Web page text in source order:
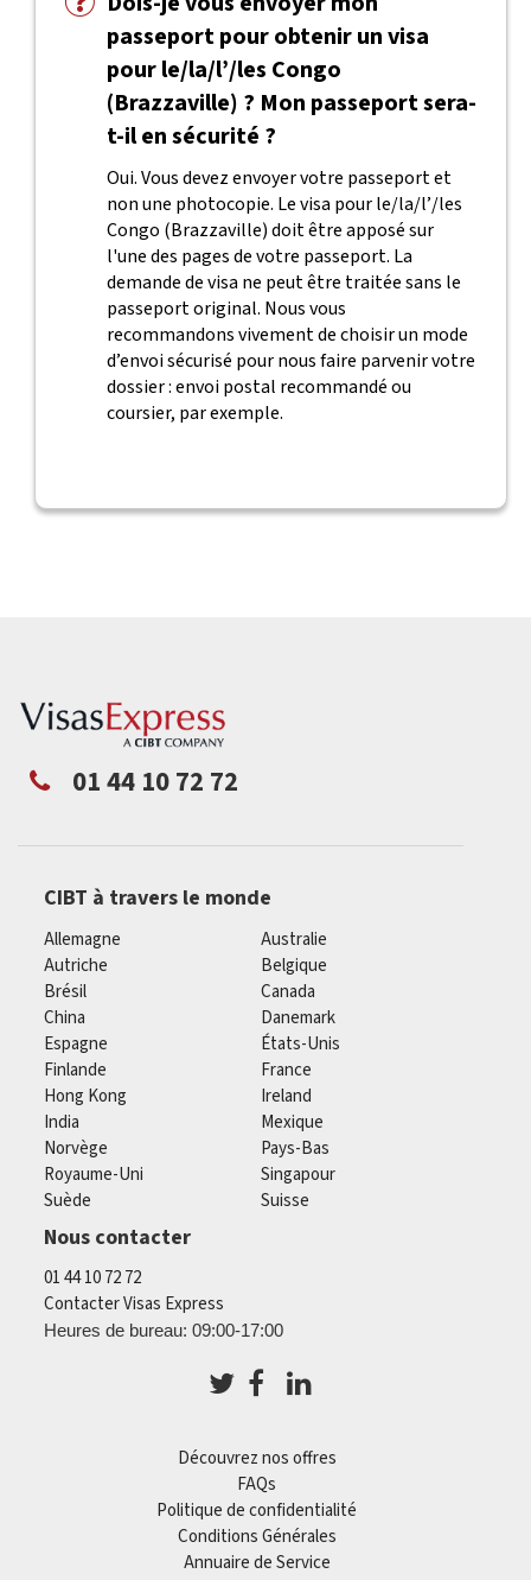
passeport pour obtenir un visa
pour le/la/l’/les Congo
(Brazzaville) ? Mon passeport sera-
t-il en sécurité ?
Oui. Vous devez envoyer votre passeport et
non une photocopie. Le visa pour le/la/l’/les
Congo (Brazzaville) doit être apposé sur
l'une des pages de votre passeport. La
demande de visa ne peut être traitée sans le
passeport original. Nous vous
recommandons vivement de choisir un mode
d’envoi sécurisé pour nous faire parvenir votre
dossier : envoi postal recommandé ou
coursier, par exemple.
01 44 10 72 72
CIBT à travers le monde
Allemagne
Australie
Autriche
Belgique
Brésil
Canada
China
Danemark
Espagne
États-Unis
Finlande
France
Hong Kong
Ireland
India
Mexique
Norvège
Pays-Bas
Royaume-Uni
Singapour
Suède
Suisse
Nous contacter
01 44 10 72 72
Contacter Visas Express
Heures de bureau: 09:00-17:00
Découvrez nos offres
FAQs
Politique de confidentialité
Conditions Générales
Annuaire de Service